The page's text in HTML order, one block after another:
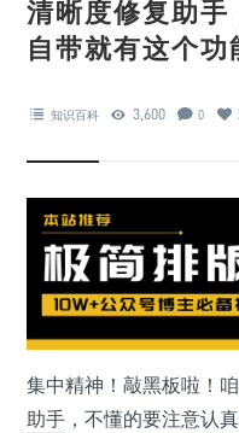
清晰度修复助手
自带就有这个功
知识百科 3,600 0
集中精神！敲黑板啦！
助手 ，不懂的要注意认